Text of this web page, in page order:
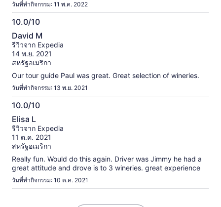
วันที่ทำกิจกรรม: 11 พ.ค. 2022
10.0/10
10.0
จาก
10
David M
รีวิวจาก Expedia
14 พ.ย. 2021
สหรัฐอเมริกา
Our tour guide Paul was great. Great selection of wineries.
วันที่ทำกิจกรรม: 13 พ.ย. 2021
10.0/10
10.0
จาก
10
Elisa L
รีวิวจาก Expedia
11 ต.ค. 2021
สหรัฐอเมริกา
Really fun. Would do this again. Driver was Jimmy he had a
great attitude and drove is to 3 wineries. great experience
วันที่ทำกิจกรรม: 10 ต.ค. 2021